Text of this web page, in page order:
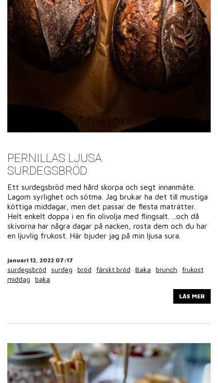
PERNILLAS LJUSA
SURDEGSBRÖD
Ett surdegsbröd med hård skorpa och segt innanmäte.
Lagom syrlighet och sötma. Jag brukar ha det till mustiga
köttiga middagar, men det passar de flesta maträtter.
Helt enkelt doppa i en fin olivolja med flingsalt. ...och då
skivorna har några dagar på nacken, rosta dem och du har
en ljuvlig frukost. Här bjuder jag på min ljusa sura.
januari 12, 2022 07:17
surdegsbröd surdeg bröd färskt bröd Baka brunch
frukost
middag
baka
LÄS MER